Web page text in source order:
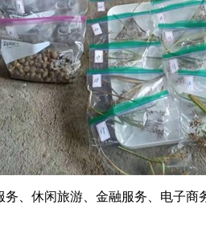
休闲旅游、金融服务、电子商